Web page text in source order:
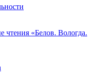
чтения «Белов. Вологда.